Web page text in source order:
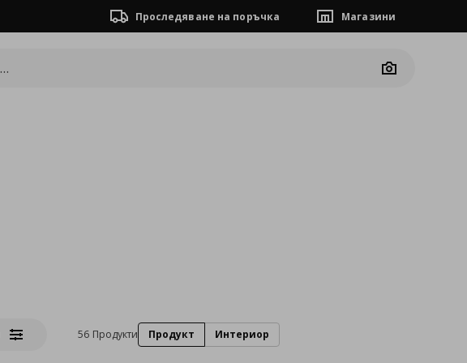
Проследяване на поръчка Магазини
Camera
56 Продукти Продукт Интериор